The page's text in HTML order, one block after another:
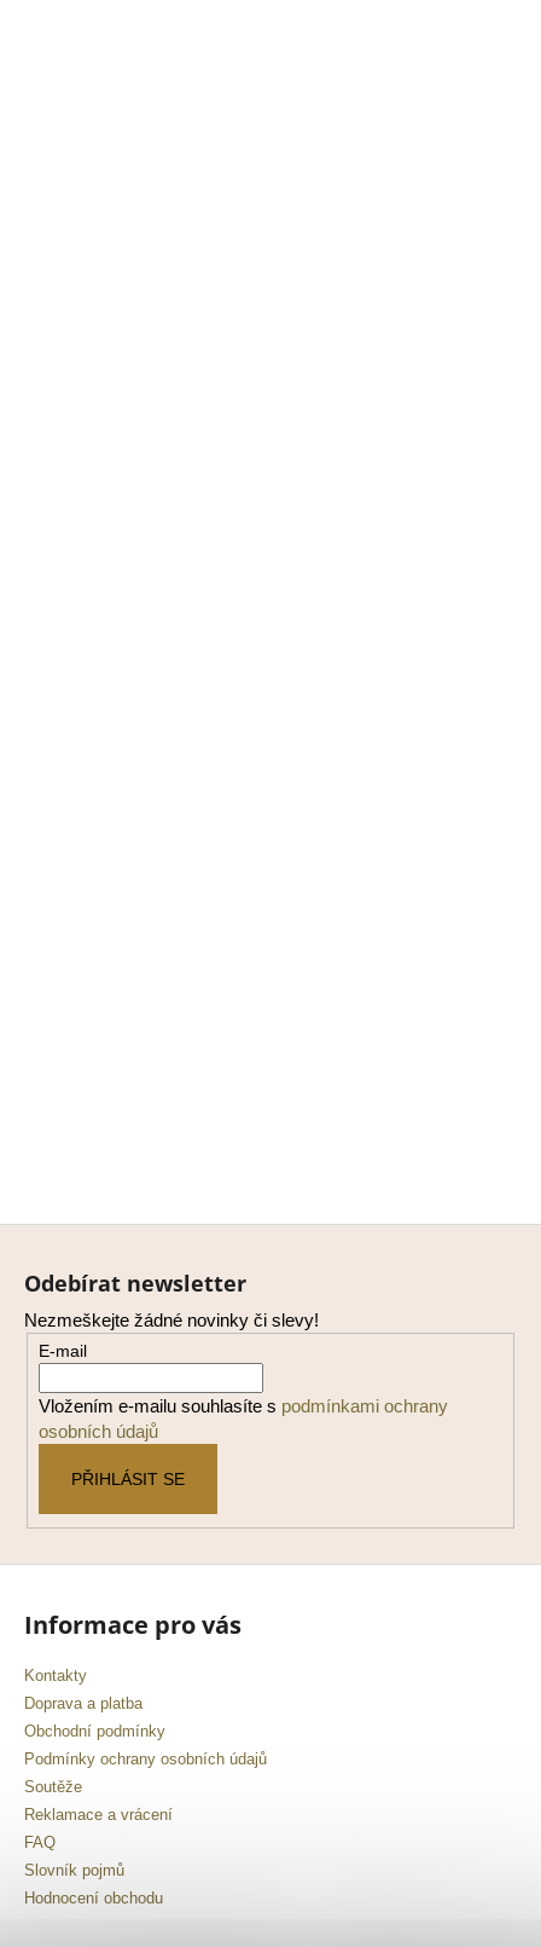
Odebírat newsletter
Nezmeškejte žádné novinky či slevy!
E-mail
Vložením e-mailu souhlasíte s podmínkami ochrany
osobních údajů
PŘIHLÁSIT SE
Informace pro vás
Kontakty
Doprava a platba
Obchodní podmínky
Podmínky ochrany osobních údajů
Soutěže
Reklamace a vrácení
FAQ
Slovník pojmů
Hodnocení obchodu